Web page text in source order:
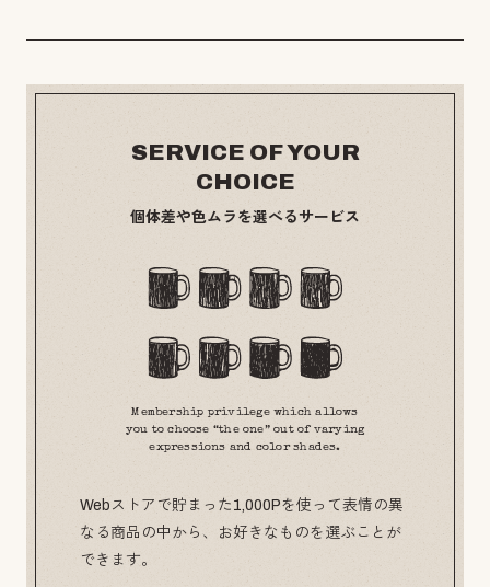
SERVICE OF YOUR
CHOICE
個体差や色ムラを選べるサービス
Membership privilege which allows
you to choose “the one” out of varying
expressions and color shades.
Webストアで貯まった1,000Pを使って表情の異
なる商品の中から、お好きなものを選ぶことが
できます。